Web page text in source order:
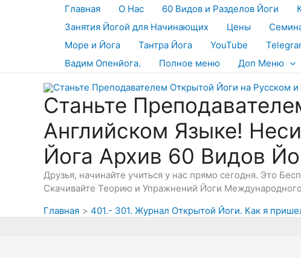
Главная О Нас 60 Видов и Разделов Йоги
Занятия Йогой для Начинающих
Цены
Море и Йога
Тантра Йога YouTube
Вадим Опенйога.
Полное меню Доп Меню
Станьте
Английском Языке!
Йога Архив 60 Видов
Друзья, начинайте учиться у нас прямо сегодня. Это
Скачивайте Теорию и Упражнений Йоги
Главная
401.- 301. Журнал Открытой Йоги. Как я